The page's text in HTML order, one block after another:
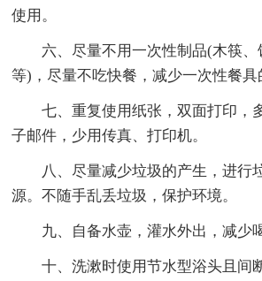
使用。
六、尽量不用一次性制品(木筷、
等)，尽量不吃快餐，减少一次性餐具
七、重复使用纸张，双面打印，
子邮件，少用传真、打印机。
八、尽量减少垃圾的产生，进行
源。不随手乱丢垃圾，保护环境。
九、自备水壶，灌水外出，减少
十、洗漱时使用节水型浴头且间